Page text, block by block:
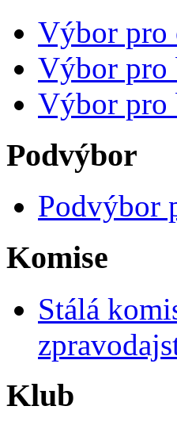
Výbor pro
Výbor pro
Výbor pro
Podvýbor
Podvýbor
Komise
Stálá
Klub